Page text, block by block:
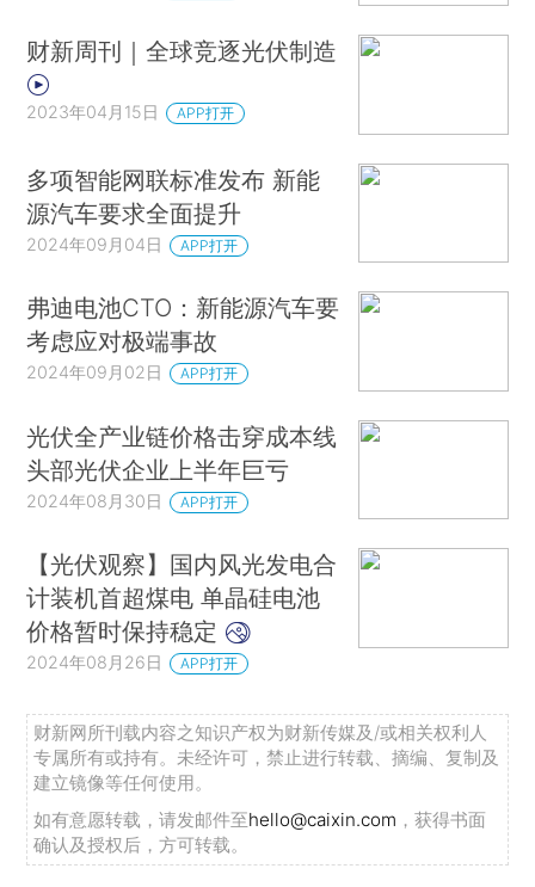
财新周刊｜全球竞逐光伏制造
2023年04月15日 APP打开
多项智能网联标准发布 新能
源汽车要求全面提升
2024年09月04日 APP打开
弗迪电池CTO：新能源汽车要
考虑应对极端事故
2024年09月02日 APP打开
光伏全产业链价格击穿成本线
头部光伏企业上半年巨亏
2024年08月30日 APP打开
【光伏观察】国内风光发电合
计装机首超煤电 单晶硅电池
价格暂时保持稳定
2024年08月26日 APP打开
财新网所刊载内容之知识产权为财新传媒及/或相关权利人
专属所有或持有。未经许可，禁止进行转载、摘编、复制及
建立镜像等任何使用。
如有意愿转载，请发邮件至hello@caixin.com ，获得书面
确认及授权后，方可转载。